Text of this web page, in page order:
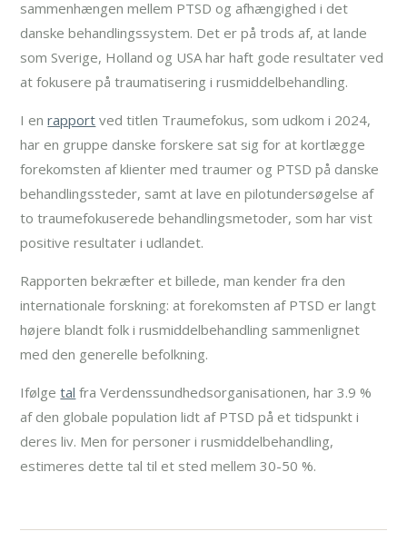
sammenhængen mellem PTSD og afhængighed i det
danske behandlingssystem. Det er på trods af, at lande
som Sverige, Holland og USA har haft gode resultater ved
at fokusere på traumatisering i rusmiddelbehandling.
I enrapport ved titlen Traumefokus, som udkom i 2024,
har en gruppe danske forskere sat sig for at kortlægge
forekomsten af klienter med traumer og PTSD på danske
behandlingssteder, samt at lave en pilotundersøgelse af
to traumefokuserede behandlingsmetoder, som har vist
positive resultater i udlandet.
Rapporten bekræfter et billede, man kender fra den
internationale forskning: at forekomsten af PTSD er langt
højere blandt folk i rusmiddelbehandling sammenlignet
med den generelle befolkning.
Ifølgetal fra Verdenssundhedsorganisationen, har 3.9 %
af den globale population lidt af PTSD på et tidspunkt i
deres liv. Men for personer i rusmiddelbehandling,
estimeres dette tal til et sted mellem 30-50 %.